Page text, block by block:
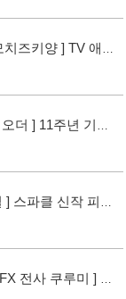
즈키양 ] TV 애니
더 ] 11주년 기념
스파클 신작 피규
전사 쿠루미 ] PV